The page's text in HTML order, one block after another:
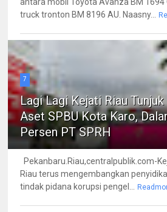
truck tronton BM 8196 AU. Naasny...
7
Lagi Lagi Kejati Riau
Aset SPBU Kota Karo,
Persen PT SPRH
Pekanbaru.Riau,centralpublik.com-
Riau terus mengembangkan
tindak pidana korupsi pengel...